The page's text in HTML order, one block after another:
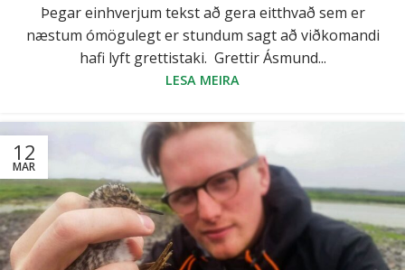
Þegar einhverjum tekst að gera eitthvað sem er
næstum ómögulegt er stundum sagt að viðkomandi
hafi lyft grettistaki. Grettir Ásmund...
LESA MEIRA
12
MAR